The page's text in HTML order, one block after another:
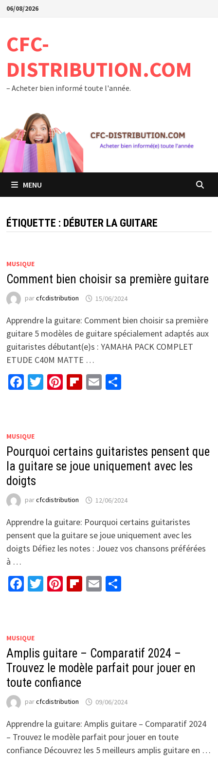
Passer
06/08/2026
CFC-
DISTRIBUTION.COM
– Acheter bien informé toute l'année.
MENU
ÉTIQUETTE : DÉBUTER LA GUITARE
MUSIQUE
Comment bien choisir sa première guitare
parcfcdistribution 15/06/2024
Apprendre la guitare: Comment bien choisir sa première
guitare 5 modèles de guitare spécialement adaptés aux
guitaristes débutant(e)s : YAMAHA PACK COMPLET
ETUDE C40M MATTE …
Facebook
Twitter
Pinterest
Flipboard
EmailPartager
MUSIQUE
Pourquoi certains guitaristes pensent que
la guitare se joue uniquement avec les
doigts
parcfcdistribution 12/06/2024
Apprendre la guitare: Pourquoi certains guitaristes
pensent que la guitare se joue uniquement avec les
doigts Défiez les notes : Jouez vos chansons préférées
à …
Facebook
Twitter
Pinterest
Flipboard
EmailPartager
MUSIQUE
Amplis guitare – Comparatif 2024 –
Trouvez le modèle parfait pour jouer en
toute confiance
parcfcdistribution 09/06/2024
Apprendre la guitare: Amplis guitare – Comparatif 2024
– Trouvez le modèle parfait pour jouer en toute
confiance Découvrez les 5 meilleurs amplis guitare en …